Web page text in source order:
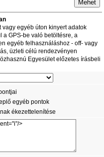
egyéb úton kinyert adatok
a GPS-be való betöltésre, a
egyéb felhasználáshoz - off- vagy
üzleti célú rendezvényen
Egyesület előzetes írásbeli
egyéb pontok
ékezettelenítése